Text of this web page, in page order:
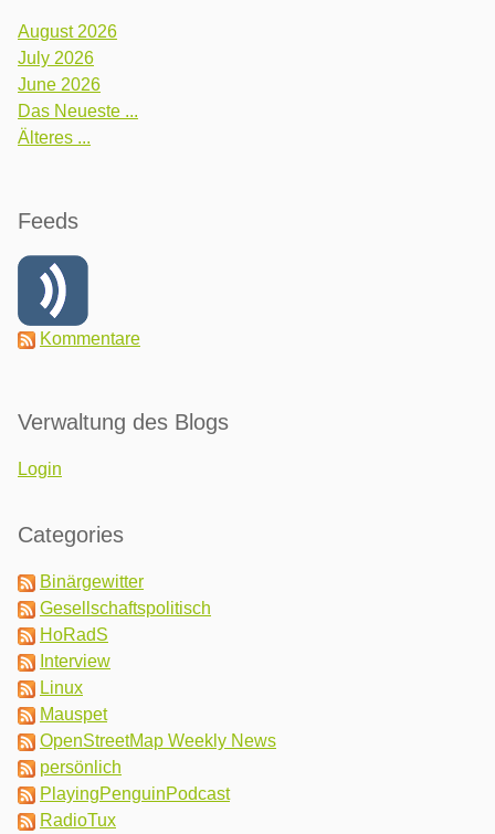
August 2026
July 2026
June 2026
Das Neueste ...
Älteres ...
Feeds
Kommentare
Verwaltung des Blogs
Login
Categories
Binärgewitter
Gesellschaftspolitisch
HoRadS
Interview
Linux
Mauspet
OpenStreetMap Weekly News
persönlich
PlayingPenguinPodcast
RadioTux